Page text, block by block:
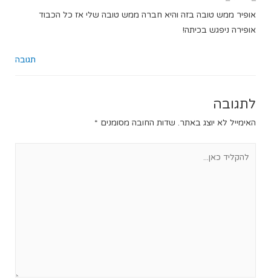
אופיר ממש טובה בזה והיא חברה ממש טובה שלי אז כל הכבוד
אופירה ניפגש בכיתה!
תגובה
לתגובה
האימייל לא יוצג באתר. שדות החובה מסומנים *